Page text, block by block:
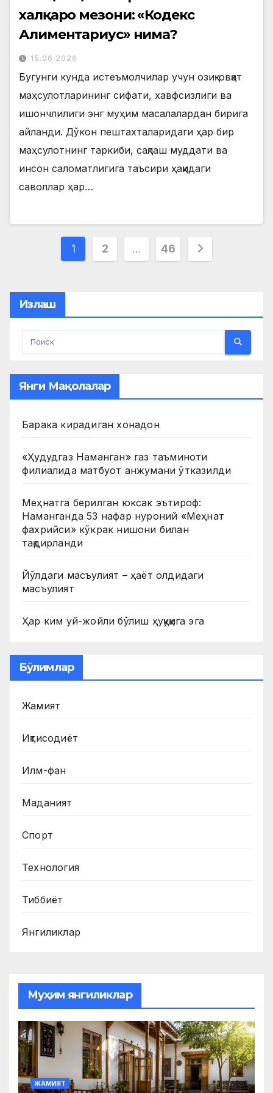
халқаро мезони: «Кодекс
Алиментариус» нима?
15.06.2026
Бугунги кунда истеъмолчилар учун озиқ-овқат
маҳсулотларининг сифати, хавфсизлиги ва
ишончлилиги энг муҳим масалалардан бирига
айланди. Дўкон пештахталаридаги ҳар бир
маҳсулотнинг таркиби, сақлаш муддати ва
инсон саломатлигига таъсири ҳақидаги
саволлар ҳар…
Posts
1 2 … 46
Излаш
Янги Мақолалар
Барака кирадиган хонадон
«Ҳудудгаз Наманган» газ таъминоти
филиалида матбуот анжумани ўтказилди
Меҳнатга берилган юксак эътироф:
Наманганда 53 нафар нуроний «Меҳнат
фахрийси» кўкрак нишони билан
тақдирланди
Йўлдаги масъулият – ҳаёт олдидаги
масъулият
Ҳар ким уй-жойли бўлиш ҳуқуқига эга
Бўлимлар
Жамият
Иқтисодиёт
Илм-фан
Маданият
Спорт
Технология
Тиббиёт
Янгиликлар
Муҳим янгиликлар
ЖАМИЯТ